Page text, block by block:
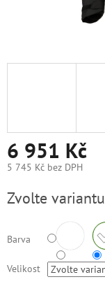
6 951 Kč
5 745 Kč bez DPH
cena:
Zvolte variantu
Barva
Velikost